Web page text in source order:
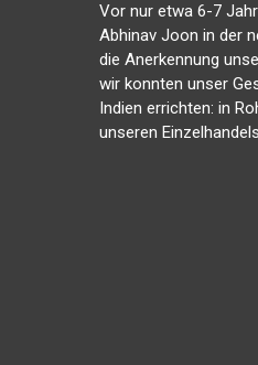
Vor nur etwa 6-7
Abhinav Joon in der
die Anerkennung
wir konnten unser
Indien errichten: in
unseren